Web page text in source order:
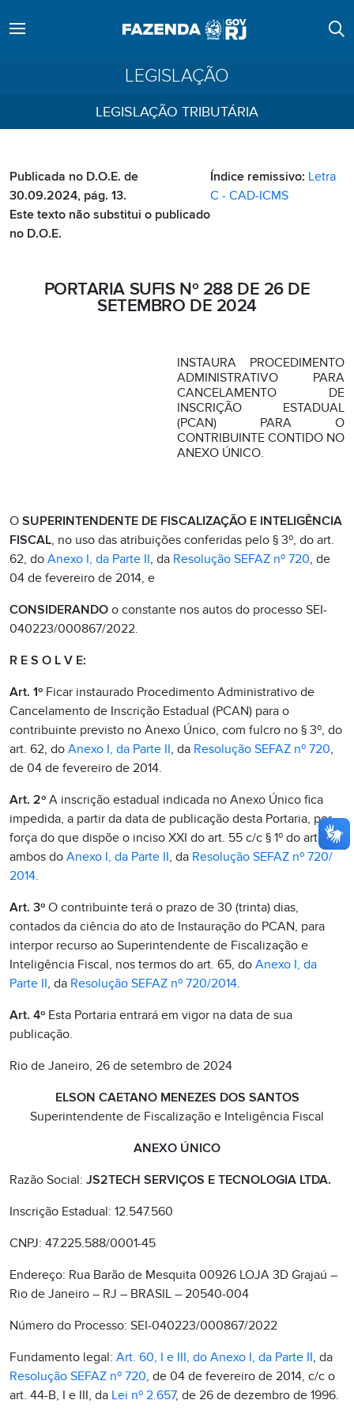
LEGISLAÇÃO
LEGISLAÇÃO TRIBUTÁRIA
Publicada no D.O.E. de
30.09.2024, pág. 13.
Este texto não substitui o publicado
no D.O.E.
Índice remissivo: Letra
C - CAD-ICMS
PORTARIA SUFIS Nº 288 DE 26 DE
SETEMBRO DE 2024
INSTAURA PROCEDIMENTO
ADMINISTRATIVO PARA
CANCELAMENTO DE
INSCRIÇÃO ESTADUAL
(PCAN) PARA O
CONTRIBUINTE CONTIDO NO
ANEXO ÚNICO.
O SUPERINTENDENTE DE FISCALIZAÇÃO E INTELIGÊNCIA
FISCAL, no uso das atribuições conferidas pelo § 3º, do art.
62, do Anexo I, da Parte II, da Resolução SEFAZ nº 720, de
04 de fevereiro de 2014, e
CONSIDERANDO o constante nos autos do processo SEI-
040223/000867/2022.
R E S O L V E:
Art. 1º Ficar instaurado Procedimento Administrativo de
Cancelamento de Inscrição Estadual (PCAN) para o
contribuinte previsto no Anexo Único, com fulcro no § 3º, do
art. 62, do Anexo I, da Parte II, da Resolução SEFAZ nº 720,
de 04 de fevereiro de 2014.
Art. 2º A inscrição estadual indicada no Anexo Único fica
impedida, a partir da data de publicação desta Portaria, por
força do que dispõe o inciso XXI do art. 55 c/c § 1º do art. 61,
ambos do Anexo I, da Parte II, da Resolução SEFAZ nº 720/
2014.
Art. 3º O contribuinte terá o prazo de 30 (trinta) dias,
contados da ciência do ato de Instauração do PCAN, para
interpor recurso ao Superintendente de Fiscalização e
Inteligência Fiscal, nos termos do art. 65, do Anexo I, da
Parte II, da Resolução SEFAZ nº 720/2014.
Art. 4º Esta Portaria entrará em vigor na data de sua
publicação.
Rio de Janeiro, 26 de setembro de 2024
ELSON CAETANO MENEZES DOS SANTOS
Superintendente de Fiscalização e Inteligência Fiscal
ANEXO ÚNICO
Razão Social: JS2TECH SERVIÇOS E TECNOLOGIA LTDA.
Inscrição Estadual: 12.547.560
CNPJ: 47.225.588/0001-45
Endereço: Rua Barão de Mesquita 00926 LOJA 3D Grajaú –
Rio de Janeiro – RJ – BRASIL – 20540-004
Número do Processo: SEI-040223/000867/2022
Fundamento legal: Art. 60, I e III, do Anexo I, da Parte II, da
Resolução SEFAZ nº 720, de 04 de fevereiro de 2014, c/c o
art. 44-B, I e III, da Lei nº 2.657, de 26 de dezembro de 1996.